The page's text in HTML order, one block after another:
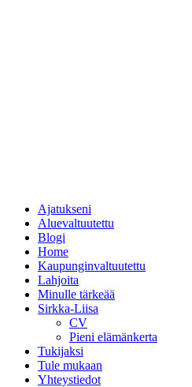
Ajatukseni
Aluevaltuutettu
Blogi
Home
Kaupunginvaltuutettu
Lahjoita
Minulle tärkeää
Sirkka-Liisa
CV
Pieni elämänkerta
Tukijaksi
Tule mukaan
Yhteystiedot